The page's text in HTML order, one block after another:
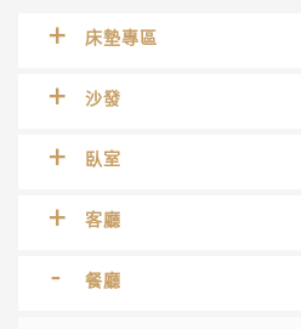
床墊專區
沙發
臥室
客廳
餐廳